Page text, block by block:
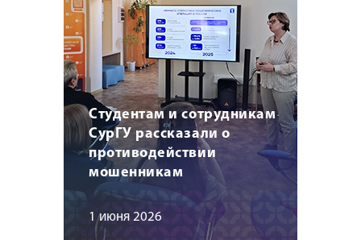
Студентам и сотрудникам
СурГУ рассказали о
противодействии
мошенникам
1 июня 2026